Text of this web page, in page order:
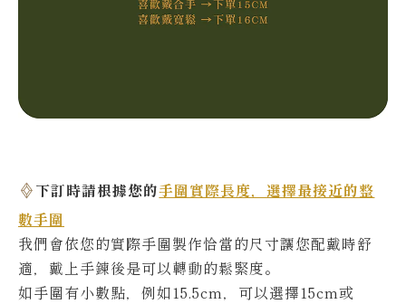
下訂時請根據您的手圍實際長度，選擇最接近的整
數手圍
我們會依您的實際手圍製作恰當的尺寸讓您配戴時舒
適，戴上手鍊後是可以轉動的鬆緊度。
如手圍有小數點，例如15.5cm，可以選擇15cm或